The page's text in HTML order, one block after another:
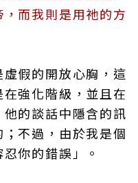
而我則是用祂的方
假的開放心胸，這
強化階級，並且在
的談話中隱含的訊
不過，由於我是個
你的錯誤」。